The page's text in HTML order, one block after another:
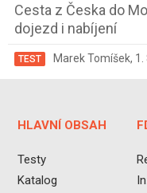
Cesta z Česka do
dojezd i nabíjení
TEST Marek Tomíšek, 1.
HLAVNÍ OBSAH
Testy
Katalog